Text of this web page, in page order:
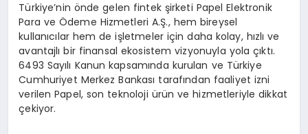
Türkiye’nin önde gelen fintek şirketi Papel Elektronik
Para ve Ödeme Hizmetleri A.Ş., hem bireysel
kullanıcılar hem de işletmeler için daha kolay, hızlı ve
avantajlı bir finansal ekosistem vizyonuyla yola çıktı.
6493 Sayılı Kanun kapsamında kurulan ve Türkiye
Cumhuriyet Merkez Bankası tarafından faaliyet izni
verilen Papel, son teknoloji ürün ve hizmetleriyle dikkat
çekiyor.